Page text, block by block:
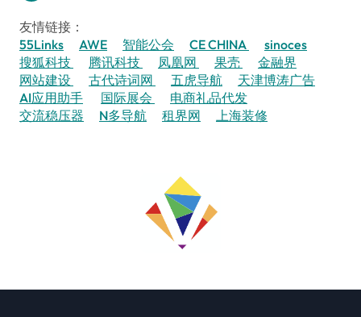
友情链接：
55Links
AWE 智能公会 CE CHINA
sinoces
搜狐科技
腾讯科技 凤凰网 果壳
金融界
网站建设
古代诗词网 五虎导航
天津博涛广告
AI应用助手
国际展会
电商礼品代发
交流稳压器
N多导航 租界网 上海装修